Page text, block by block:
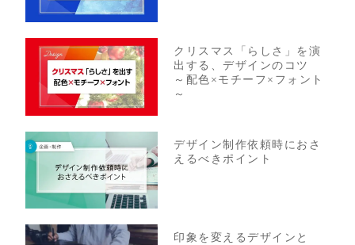
クリスマス「らしさ」を演
出する、デザインのコツ
～配色×モチーフ×フォント
～
デザイン制作依頼時におさ
えるべきポイント
印象を変えるデザインと